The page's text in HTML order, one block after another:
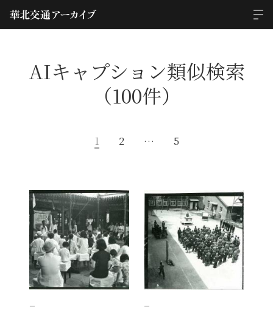
AIキャプション類似検索
（100件）
1 2 … 5
− −